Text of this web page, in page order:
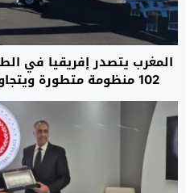
المغرب يتصدر إفريقيا في
102 منظومة متطورة
“النخبة